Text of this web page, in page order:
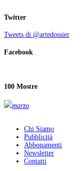
Twitter
Tweets di @artedossier
Facebook
100 Mostre
marzo
Chi Siamo
Pubblicità
Abbonamenti
Newsletter
Contatti